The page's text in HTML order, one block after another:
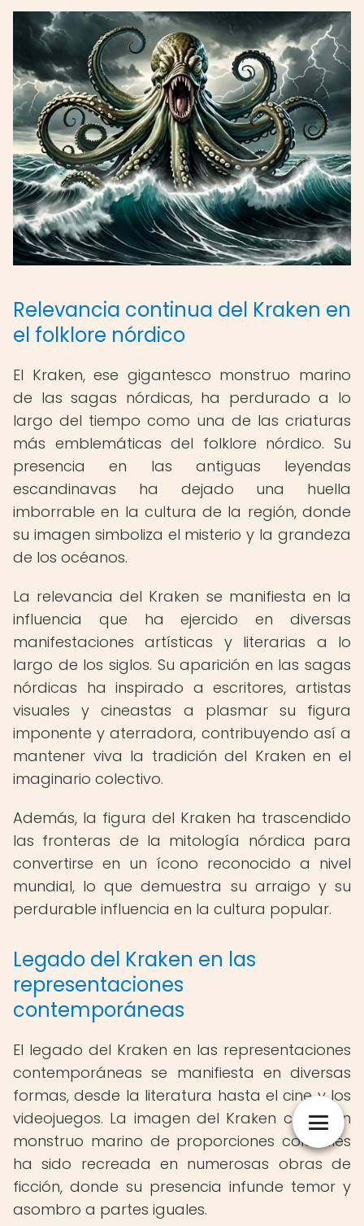
Relevancia continua del Kraken en
el folklore nórdico
El Kraken, ese gigantesco monstruo marino
de las sagas nórdicas, ha perdurado a lo
largo del tiempo como una de las criaturas
más emblemáticas del folklore nórdico. Su
presencia en las antiguas leyendas
escandinavas ha dejado una huella
imborrable en la cultura de la región, donde
su imagen simboliza el misterio y la grandeza
de los océanos.
La relevancia del Kraken se manifiesta en la
influencia que ha ejercido en diversas
manifestaciones artísticas y literarias a lo
largo de los siglos. Su aparición en las sagas
nórdicas ha inspirado a escritores, artistas
visuales y cineastas a plasmar su figura
imponente y aterradora, contribuyendo así a
mantener viva la tradición del Kraken en el
imaginario colectivo.
Además, la figura del Kraken ha trascendido
las fronteras de la mitología nórdica para
convertirse en un ícono reconocido a nivel
mundial, lo que demuestra su arraigo y su
perdurable influencia en la cultura popular.
Legado del Kraken en las
representaciones
contemporáneas
El legado del Kraken en las representaciones
contemporáneas se manifiesta en diversas
formas, desde la literatura hasta el cine y los
videojuegos. La imagen del Kraken como un
monstruo marino de proporciones colosales
ha sido recreada en numerosas obras de
ficción, donde su presencia infunde temor y
asombro a partes iguales.